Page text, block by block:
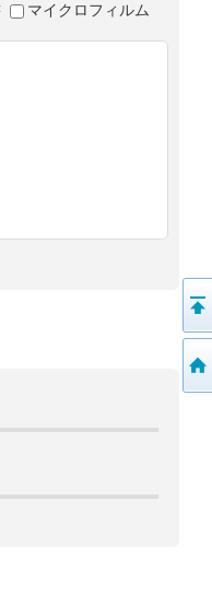
マイクロフィルム